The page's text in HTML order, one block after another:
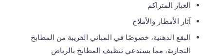
الغبار المتراكم
آثار الأمطار والأملاح
البقع الدهنية، خصوصًا في المباني القريبة من المطابخ
التجارية، مما يستدعي تنظيف المطابخ بالرياض